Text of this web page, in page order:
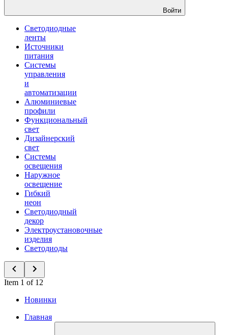
Войти
Светодиодные
ленты
Источники
питания
Системы
управления
и
автоматизации
Алюминиевые
профили
Функциональный
свет
Дизайнерский
свет
Системы
освещения
Наружное
освещение
Гибкий
неон
Светодиодный
декор
Электроустановочные
изделия
Светодиоды
Item 1 of 12
Новинки
Главная